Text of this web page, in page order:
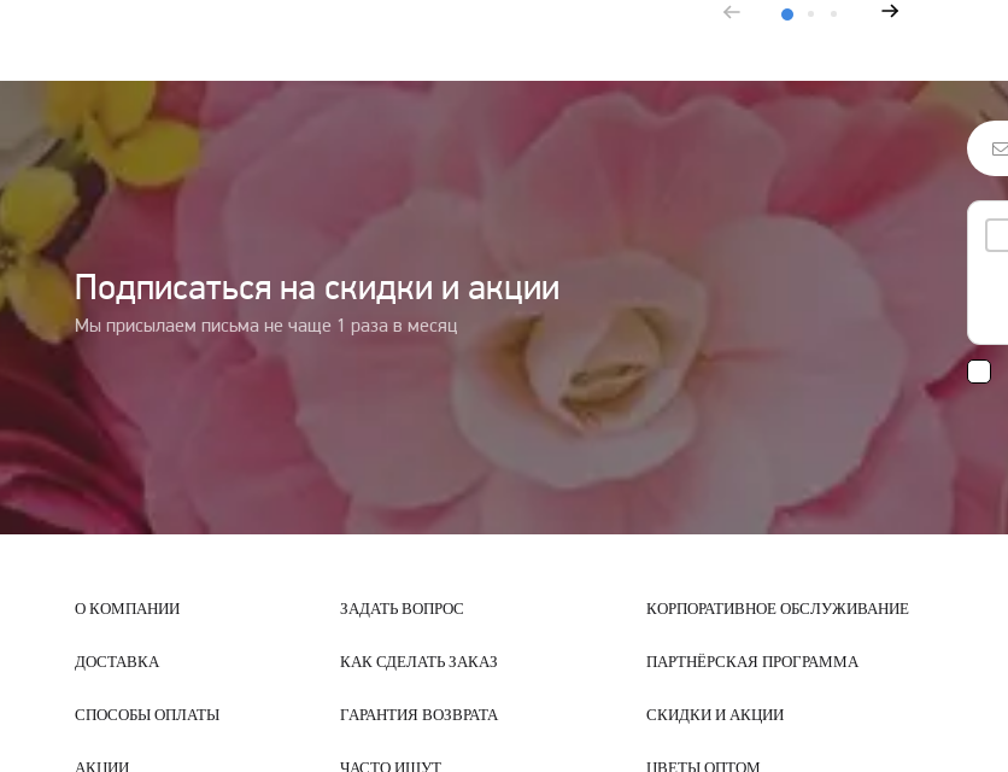
Подписаться на cкидки и акции
Мы присылаем письма не чаще 1 раза в месяц
О КОМПАНИИ
ДОСТАВКА
СПОСОБЫ ОПЛАТЫ
АКЦИИ
ЗАДАТЬ ВОПРОС
КАК СДЕЛАТЬ ЗАКАЗ
ГАРАНТИЯ ВОЗВРАТА
ЧАСТО ИЩУТ
КОРПОРАТИВНОЕ ОБСЛУЖИВАНИЕ
ПАРТНЁРСКАЯ ПРОГРАММА
СКИДКИ И АКЦИИ
ЦВЕТЫ ОПТОМ